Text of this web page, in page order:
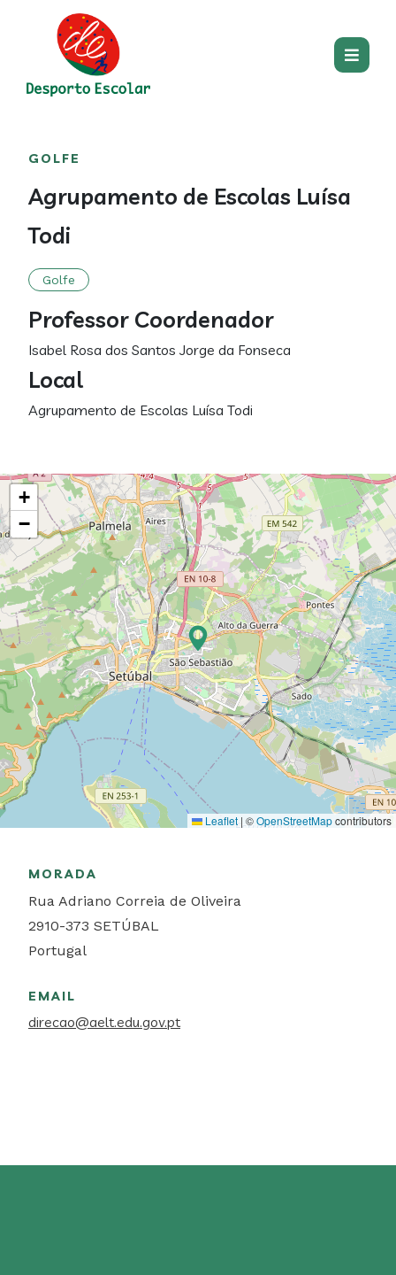
content
section
GOLFE
Agrupamento de Escolas Luísa
Todi
Golfe
Professor Coordenador
Isabel Rosa dos Santos Jorge da Fonseca
Local
Agrupamento de Escolas Luísa Todi
+
−
Leaflet | ©OpenStreetMapcontributors
MORADA
Rua Adriano Correia de Oliveira
2910-373 SETÚBAL
Portugal
EMAIL
direcao@aelt.edu.gov.pt